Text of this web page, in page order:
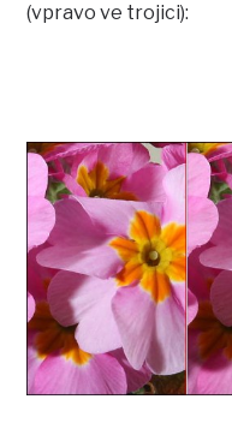
(vpravo ve trojici):